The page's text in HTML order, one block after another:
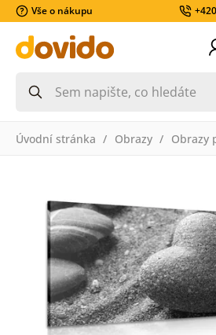
Vše o nákupu
Úvodní stránka Obrazy Obrazy